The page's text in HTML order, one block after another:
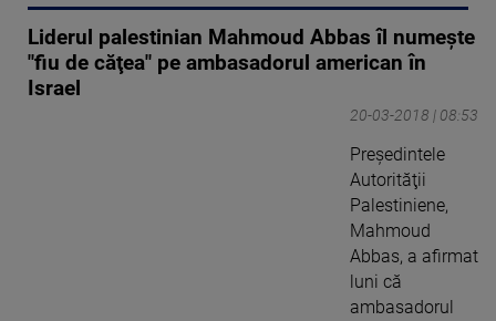
Liderul palestinian Mahmoud Abbas îl numeşte
"fiu de căţea" pe ambasadorul american în
Israel
20-03-2018 | 08:53
Preşedintele
Autorităţii
Palestiniene,
Mahmoud
Abbas, a afirmat
luni că
ambasadorul